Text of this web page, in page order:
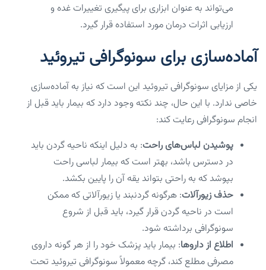
می‌تواند به عنوان ابزاری برای پیگیری تغییرات غده و
ارزیابی اثرات درمان مورد استفاده قرار گیرد.
آماده‌سازی برای سونوگرافی تیروئید
یکی از مزایای سونوگرافی تیروئید این است که نیاز به آماده‌سازی
خاصی ندارد. با این حال، چند نکته وجود دارد که بیمار باید قبل از
انجام سونوگرافی رعایت کند:
پوشیدن لباس‌های راحت: به دلیل اینکه ناحیه گردن باید
در دسترس باشد، بهتر است که بیمار لباسی راحت
بپوشد که به راحتی بتواند یقه آن را پایین بکشد.
حذف زیورآلات: هرگونه گردنبند یا زیورآلاتی که ممکن
است در ناحیه گردن قرار گیرد، باید قبل از شروع
سونوگرافی برداشته شود.
اطلاع از داروها: بیمار باید پزشک خود را از هر گونه داروی
مصرفی مطلع کند، گرچه معمولاً سونوگرافی تیروئید تحت